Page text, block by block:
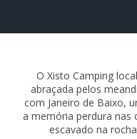
O Xisto Camping
abraçada pelos
com Janeiro de Baixo,
a memória perdura nas
escavado na